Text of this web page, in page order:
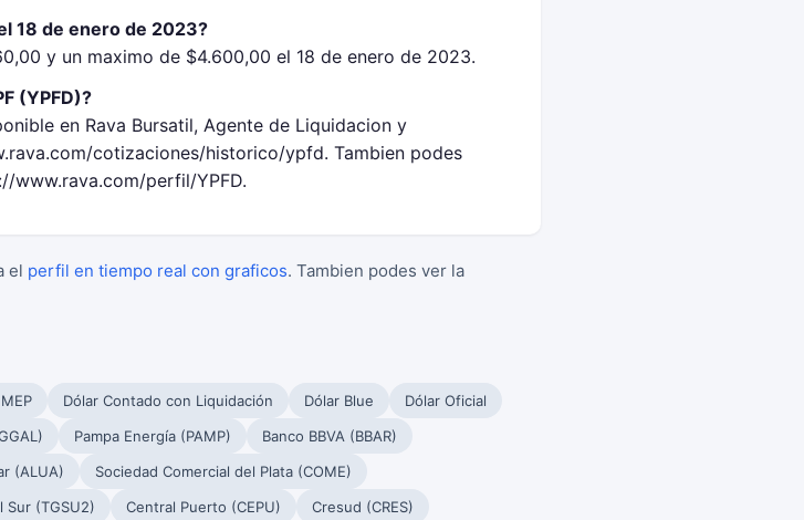
18 de enero de 2023?
y un maximo de $4.600,00 el 18 de enero de 2023.
(YPFD)?
en Rava Bursatil, Agente de Liquidacion y
cotizaciones/historico/ypfd. Tambien podes
www.rava.com/perfil/YPFD.
el perfil en tiempo real con graficos. Tambien podes ver la
Dólar Contado con Liquidación Dólar Blue
Dólar Oficial
Pampa Energía (PAMP)
Banco BBVA (BBAR)
(ALUA)
Sociedad Comercial del Plata (COME)
Sur (TGSU2) Central Puerto (CEPU) Cresud (CRES)